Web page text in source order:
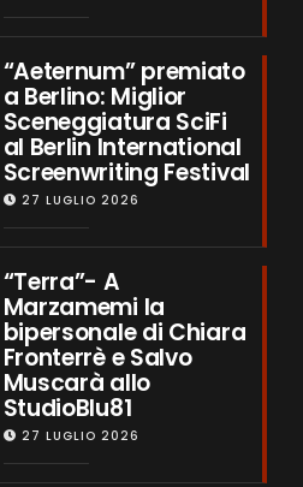
“Aeternum” premiato
a Berlino: Miglior
Sceneggiatura SciFi
al Berlin International
Screenwriting Festival
27 LUGLIO 2026
“Terra”- A
Marzamemi la
bipersonale di Chiara
Fronterrè e Salvo
Muscarà allo
StudioBlu81
27 LUGLIO 2026